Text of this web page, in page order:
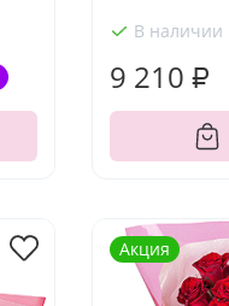
В наличии
9 210 ₽
Акция